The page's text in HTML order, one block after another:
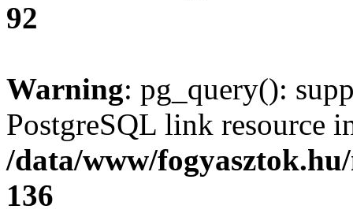
92
Warning: pg_query():
PostgreSQL link resource
/data/www/
136